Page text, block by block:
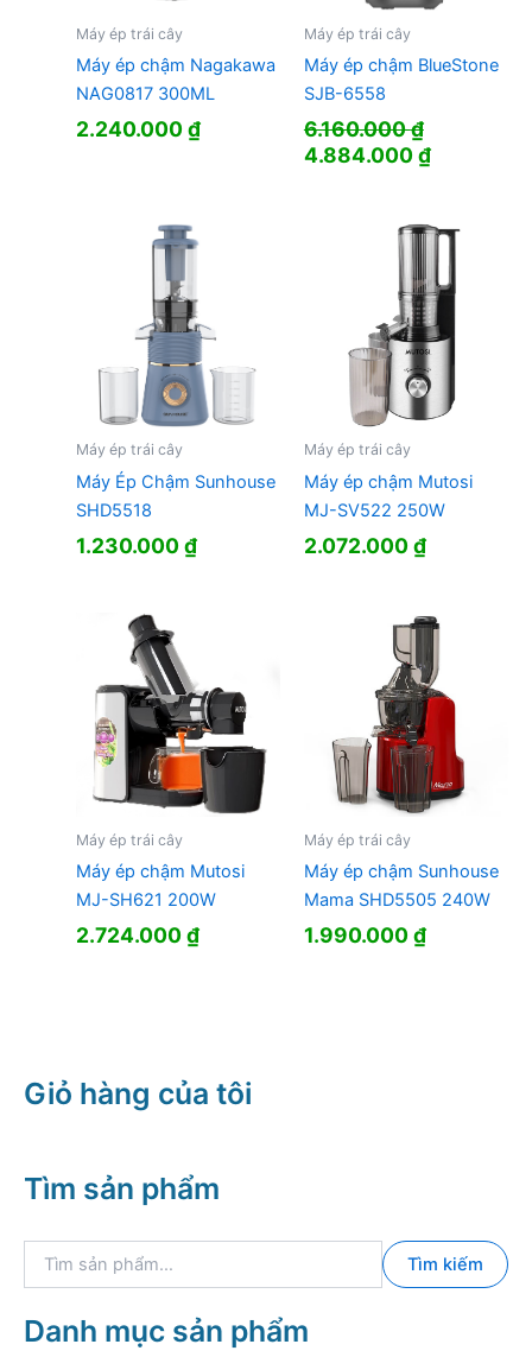
Máy ép trái cây
Máy ép chậm Nagakawa
NAG0817 300ML
2.240.000₫
Máy ép trái cây
Máy ép chậm BlueStone
SJB-6558
6.160.000₫
Giá
6.160.000 ₫.
4.884.000₫Giá
là:
Máy ép trái cây
Máy Ép Chậm Sunhouse
SHD5518
1.230.000₫
Máy ép trái cây
Máy ép chậm Mutosi
MJ-SV522 250W
2.072.000₫
Máy ép trái cây
Máy ép chậm Mutosi
MJ-SH621 200W
2.724.000₫
Máy ép trái cây
Máy ép chậm Sunhouse
Mama SHD5505 240W
1.990.000₫
Giỏ hàng của tôi
Tìm sản phẩm
k
i
Tìm kiếm
Danh mục sản phẩm